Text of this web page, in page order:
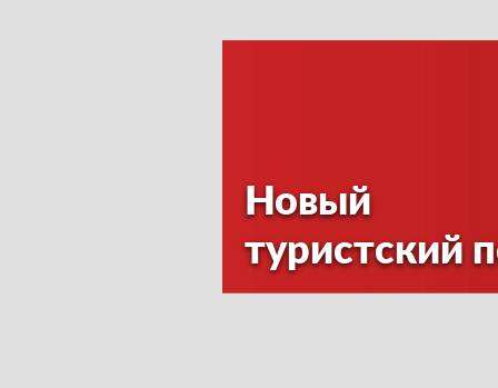
Новый
туристский